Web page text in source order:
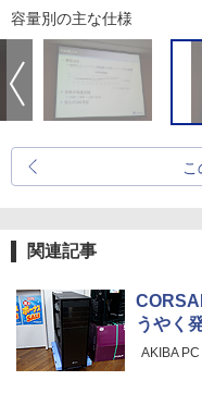
容量別の主な仕様
関連記事
うやく
AKIBA